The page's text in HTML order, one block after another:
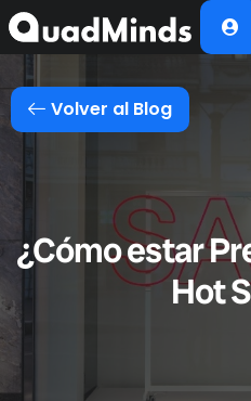
Soluciones
Módulos
Casos de Éxito
Nosotros
Volver al Blog
¿Cómo estar
Hot